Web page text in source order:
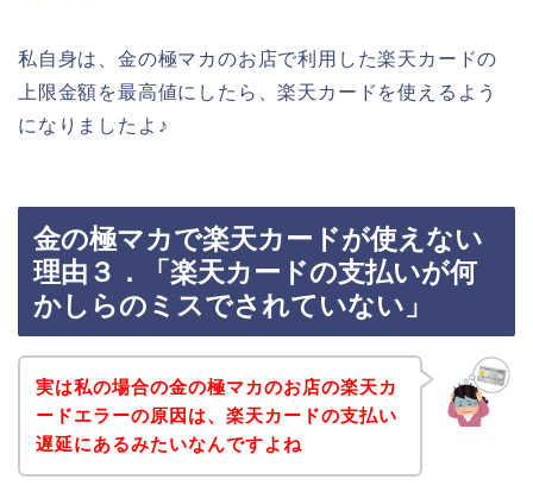
私自身は、金の極マカのお店で利用した楽天カードの
上限金額を最高値にしたら、楽天カードを使えるよう
になりましたよ♪
金の極マカで楽天カードが使えない
理由３．「楽天カードの支払いが何
かしらのミスでされていない」
実は私の場合の金の極マカのお店の楽天カ
ードエラーの原因は、楽天カードの支払い
遅延にあるみたいなんですよね